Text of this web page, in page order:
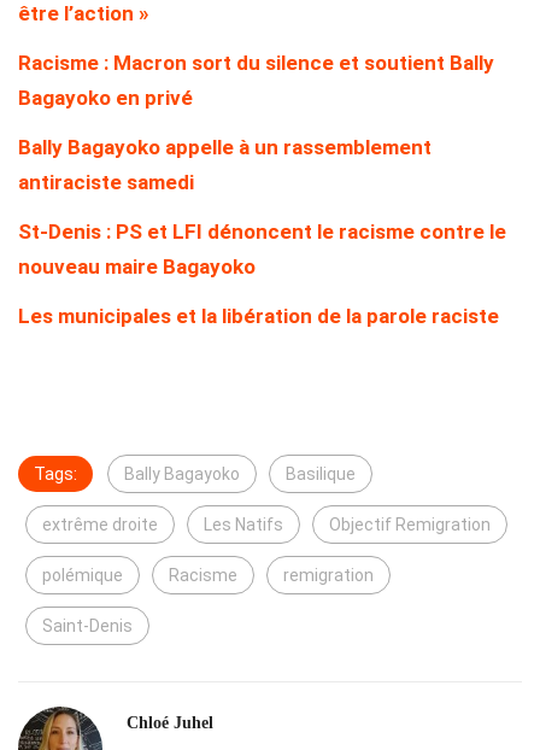
être l’action »
Racisme : Macron sort du silence et soutient Bally
Bagayoko en privé
Bally Bagayoko appelle à un rassemblement
antiraciste samedi
St-Denis : PS et LFI dénoncent le racisme contre le
nouveau maire Bagayoko
Les municipales et la libération de la parole raciste
Tags: Bally Bagayoko Basilique
extrême droite Les Natifs Objectif Remigration
polémique Racisme remigration
Saint-Denis
Chloé Juhel